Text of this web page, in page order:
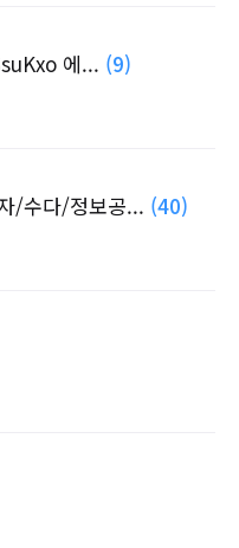
에... (9)
/수다/정보공... (40)